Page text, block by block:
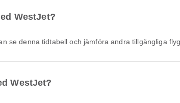
WestJet?
se denna tidtabell och jämföra andra tillgängliga
WestJet?